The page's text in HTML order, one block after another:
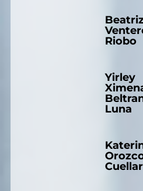
Riobo
Yirley
Luna
Cuellar